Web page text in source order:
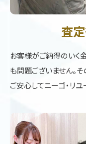
査定
お客様がご納得のいく
も問題ございません。
ご安心してニーゴ・リ